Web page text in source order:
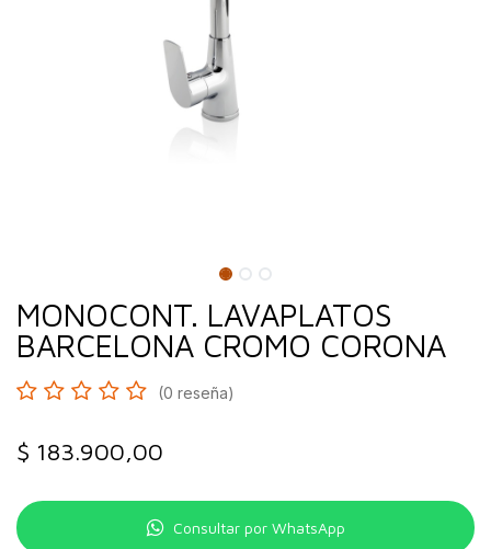
MONOCONT. LAVAPLATOS
BARCELONA CROMO CORONA
(0 reseña)
$ 183.900,00
Consultar por WhatsApp